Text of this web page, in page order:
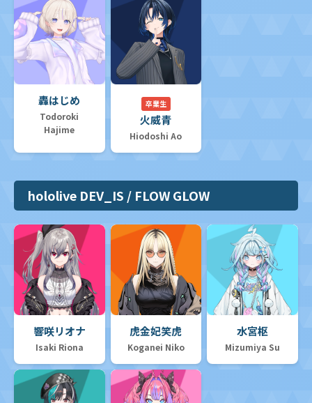
轟はじめ
Todoroki
Hajime
卒業生
火威青
Hiodoshi Ao
hololive DEV_IS / FLOW GLOW
響咲リオナ
Isaki Riona
虎金妃笑虎
Koganei Niko
水宮枢
Mizumiya Su